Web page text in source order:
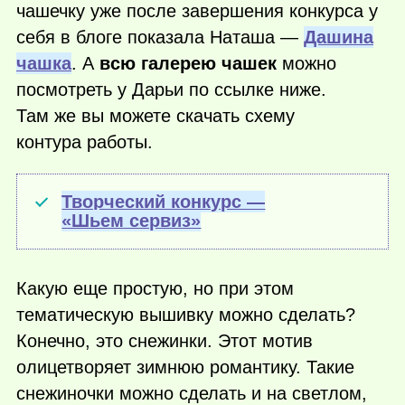
чашечку уже после завершения конкурса у
себя в блоге показала Наташа — Дашина
чашка. А всю галерею чашек можно
посмотреть у Дарьи по ссылке ниже.
Там же вы можете скачать схему
контура работы.
Творческий конкурс —
«Шьем сервиз»
Какую еще простую, но при этом
тематическую вышивку можно сделать?
Конечно, это снежинки. Этот мотив
олицетворяет зимнюю романтику. Такие
снежиночки можно сделать и на светлом,